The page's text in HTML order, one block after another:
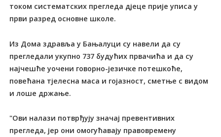
током систематских прегледа дјеце прије уписа у
први разред основне школе.
Из Дома здравља у Бањалуци су навели да су
прегледали укупно 737 будућих првачића и да су
најчешће уочени говорно-језичке потешкоће,
повећана тјелесна маса и гојазност, сметње с видом
и лоше држање.
"Ови налази потврђују значај превентивних
прегледа, јер они омогућавају правовремену